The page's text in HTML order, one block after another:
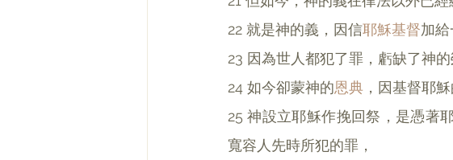
22 就是神的義，因信耶穌基督加給
23 因為世人都犯了罪，虧缺了神的
24 如今卻蒙神的恩典 ，因基督耶
25 神設立耶穌作挽回祭，是憑著
寬容人先時所犯的罪，